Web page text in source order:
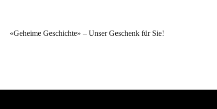
«Geheime Geschichte» – Unser Geschenk für Sie!